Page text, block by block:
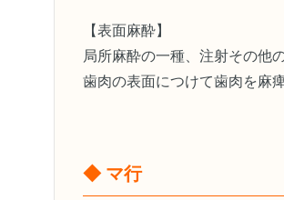
【表面麻酔】
局所麻酔の一種、注射その他
歯肉の表面につけて歯肉を麻
◆ マ行